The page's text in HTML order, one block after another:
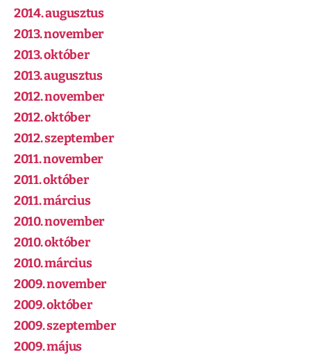
2014. augusztus
2013. november
2013. október
2013. augusztus
2012. november
2012. október
2012. szeptember
2011. november
2011. október
2011. március
2010. november
2010. október
2010. március
2009. november
2009. október
2009. szeptember
2009. május